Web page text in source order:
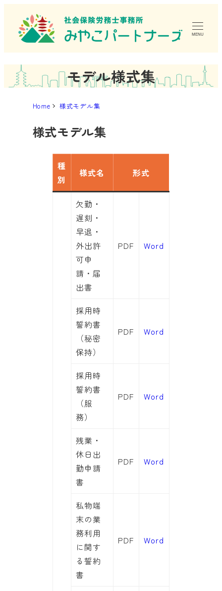
MENU
モデル様式集
Home 様式モデル集
様式モデル集
種
別
様式名 形式
欠勤・
遅刻・
早退・
外出許
可申
請・届
出書
PDF Word
採用時
誓約書
（秘密
保持）
PDF Word
採用時
誓約書
（服
務）
PDF Word
残業・
休日出
勤申請
書
PDF Word
私物端
末の業
務利用
に関す
る誓約
書
PDF Word